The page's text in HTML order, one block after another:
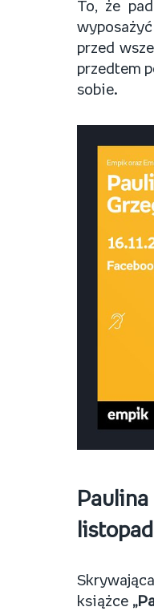
To, że
przed
przedtem
sobie.
książce